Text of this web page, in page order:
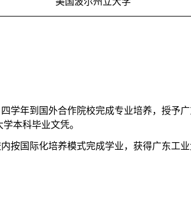
学年到国外合作院校完成专业培养，授予
本科毕业文凭。
按国际化培养模式完成学业，获得广东工